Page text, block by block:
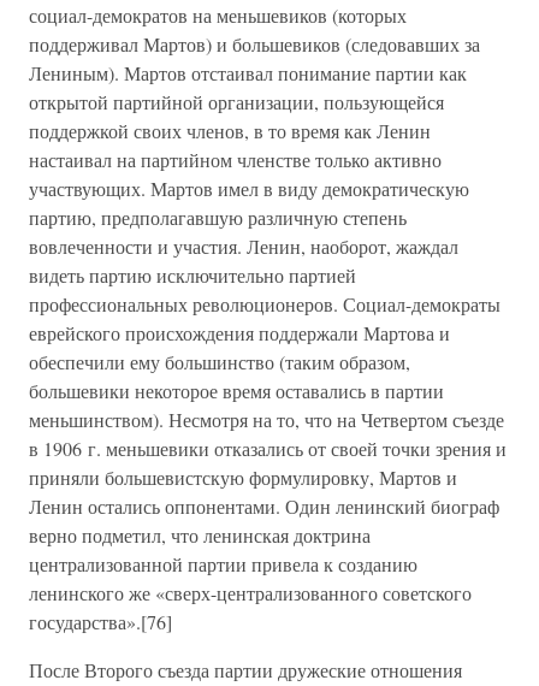
социал-демократов на меньшевиков (которых
поддерживал Мартов) и большевиков (следовавших за
Лениным). Мартов отстаивал понимание партии как
открытой партийной организации, пользующейся
поддержкой своих членов, в то время как Ленин
настаивал на партийном членстве только активно
участвующих. Мартов имел в виду демократическую
партию, предполагавшую различную степень
вовлеченности и участия. Ленин, наоборот, жаждал
видеть партию исключительно партией
профессиональных революционеров. Социал-демократы
еврейского происхождения поддержали Мартова и
обеспечили ему большинство (таким образом,
большевики некоторое время оставались в партии
меньшинством). Несмотря на то, что на Четвертом съезде
в 1906 г. меньшевики отказались от своей точки зрения и
приняли большевистскую формулировку, Мартов и
Ленин остались оппонентами. Один ленинский биограф
верно подметил, что ленинская доктрина
централизованной партии привела к созданию
ленинского же «сверх-централизованного советского
государства».[76]
После Второго съезда партии дружеские отношения